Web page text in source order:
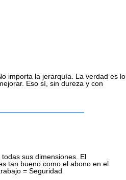
importa la jerarquía. La verdad es lo
Eso sí, sin dureza y con
sus dimensiones. El
tan bueno como el abono en el
= Seguridad